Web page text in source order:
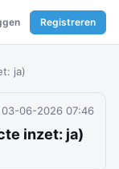
Registreren
ja)
03-06-2026 07:46
inzet: ja)